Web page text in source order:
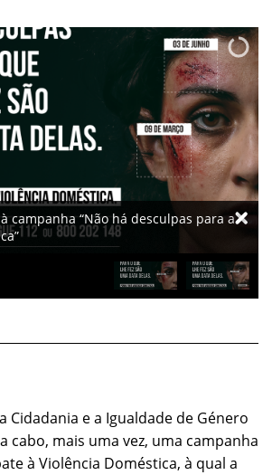
campanha “Não há desculpas para a
Cidadania e a Igualdade de Género
cabo, mais uma vez, uma campanha
à Violência Doméstica, à qual a